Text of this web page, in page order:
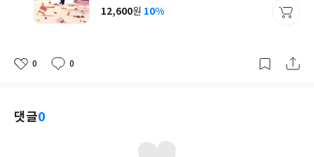
사
가
12,600원 10%
좋
0
댓
0
작
댓글0